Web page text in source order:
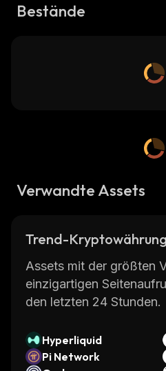
Bestände
Verwandte Assets
Trend-
Assets mit der größten
einzigartigen
den letzten 24 Stunden.
Hyperliquid
Pi Network